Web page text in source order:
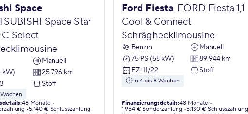
Space
Space Star
Select
Manuell
kW)
25.796 km
Stoff
:48 Monate
5.140 € Schlusszahlung
Ford Fiesta FORD Fiesta 1,1
Cool & Connect
Schräghecklimousine
Benzin
Manuell
75 PS (55 kW)
89.944 km
EZ: 11/22 Stoff
in 4 bis 8 Wochen
Finanzierungsdetails:48 Monate
1.954 € Sonderzahlung 5.130 € Schlusszahlung